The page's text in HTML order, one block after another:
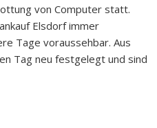
von Computer statt.
Elsdorf immer
Tage voraussehbar. Aus
Tag neu festgelegt und sind